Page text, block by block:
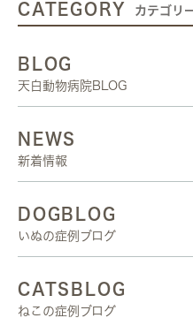
CATEGORY カテゴリ
BLOG
天白動物病院BLOG
NEWS
新着情報
DOGBLOG
いぬの症例ブログ
CATSBLOG
ねこの症例ブログ